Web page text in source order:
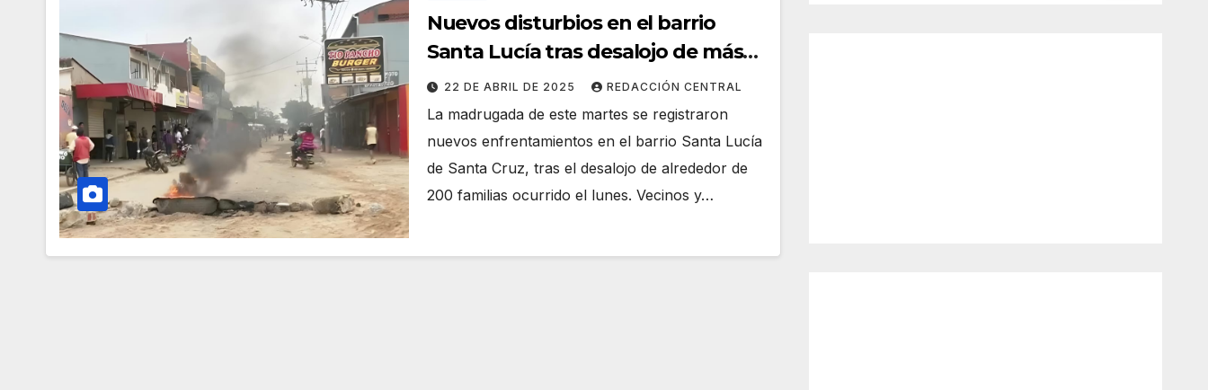
Nuevos disturbios en el barrio
Santa Lucía tras desalojo de más
de 200 familias
22 DE ABRIL DE 2025 REDACCIÓN CENTRAL
La madrugada de este martes se registraron
nuevos enfrentamientos en el barrio Santa Lucía
de Santa Cruz, tras el desalojo de alrededor de
200 familias ocurrido el lunes. Vecinos y…